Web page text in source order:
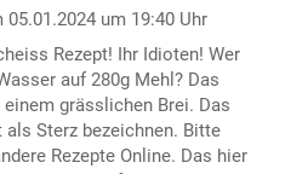
05.01.2024 um 19:40 Uhr
Rezept! Ihr Idioten! Wer
auf 280g Mehl? Das
einem grässlichen Brei. Das
als Sterz bezeichnen. Bitte
Rezepte Online. Das hier